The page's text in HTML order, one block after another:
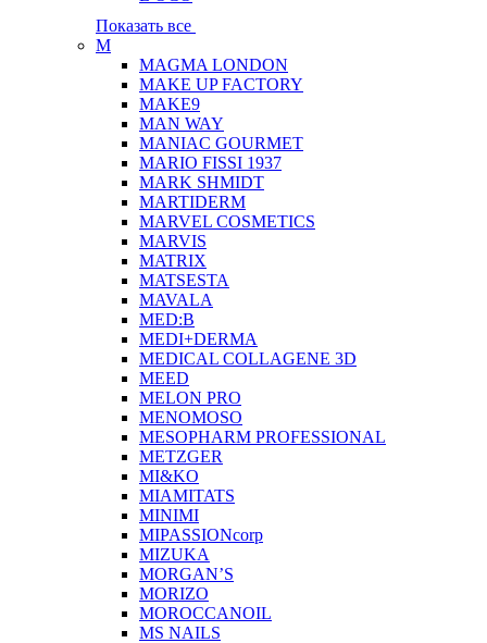
Показать все
M
MAGMA LONDON
MAKE UP FACTORY
MAKE9
MAN WAY
MANIAC GOURMET
MARIO FISSI 1937
MARK SHMIDT
MARTIDERM
MARVEL COSMETICS
MARVIS
MATRIX
MATSESTA
MAVALA
MED:B
MEDI+DERMA
MEDICAL COLLAGENE 3D
MEED
MELON PRO
MENOMOSO
MESOPHARM PROFESSIONAL
METZGER
MI&KO
MIAMITATS
MINIMI
MIPASSIONcorp
MIZUKA
MORGAN’S
MORIZO
MOROCCANOIL
MS NAILS